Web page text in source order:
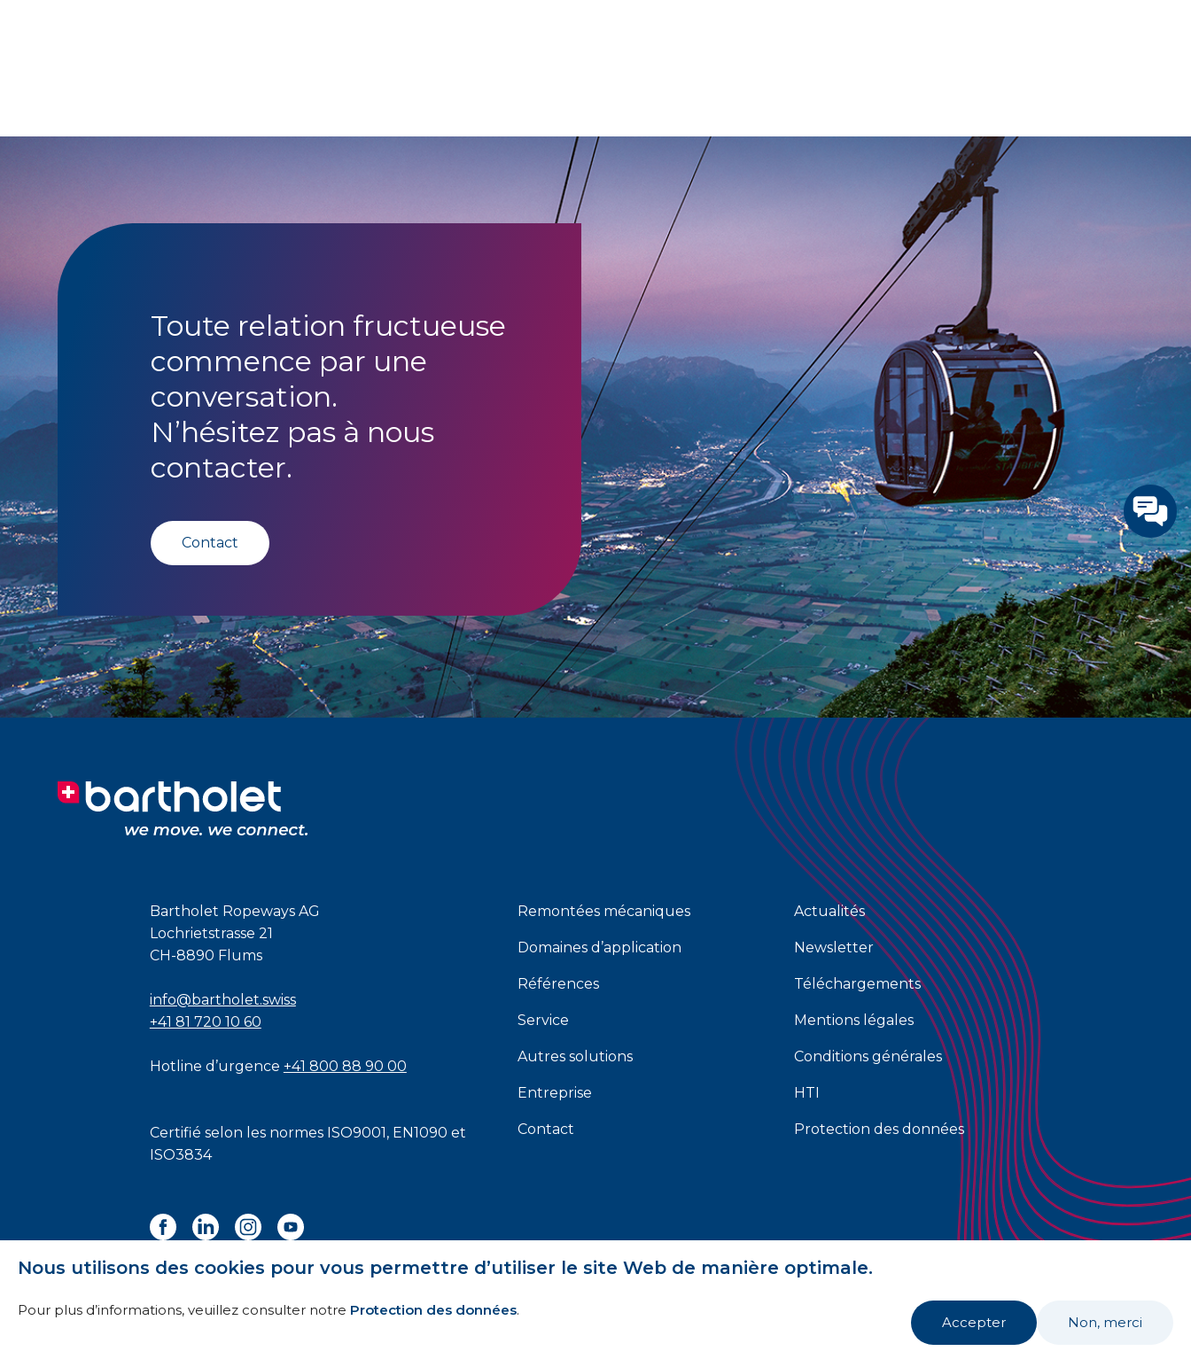
Nous utilisons des cookies pour vous permettre d’utiliser le site Web de manière optimale.
Pour plus d’informations, veuillez consulter notre Protection des données.
Accepter Non, merci
Toute relation fructueuse
commence par une
conversation.
N’hésitez pas à nous
contacter.
Contact
Bartholet Ropeways AG
Lochrietstrasse 21
CH-8890 Flums
info@bartholet.swiss
+41 81 720 10 60
Hotline d’urgence +41 800 88 90 00
Certifié selon les normes ISO9001 , EN1090 et
ISO3834
Remontées mécaniques
Domaines d’application
Références
Service
Autres solutions
Entreprise
Contact
Actualités
Newsletter
Téléchargements
Mentions légales
Conditions générales
HTI
Protection des données